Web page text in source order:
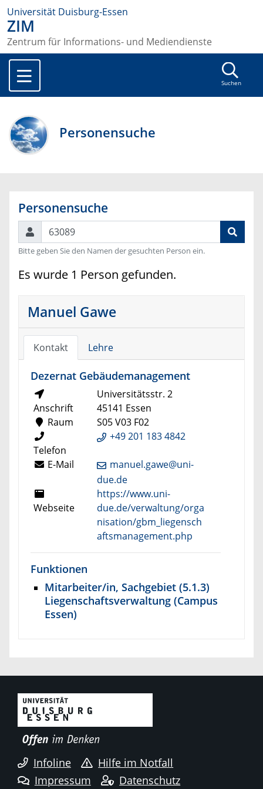
Universität Duisburg-Essen
ZIM
Zentrum für Informations- und Mediendienste
Suchen
Personensuche
Personensuche
Suchen
Bitte geben Sie den Namen der gesuchten Person ein.
Es wurde 1 Person gefunden.
Manuel Gawe
Kontakt Lehre
Dezernat Gebäudemanagement
Anschrift
Universitätsstr. 2
45141 Essen
Raum
S05 V03 F02
Telefon
+49 201 183 4842
E-Mail
manuel.gawe@uni-
due.de
Webseite
https://www.uni-
due.de/verwaltung/orga
nisation/gbm_liegensch
aftsmanagement.php
Funktionen
Mitarbeiter/in, Sachgebiet (5.1.3)
Liegenschaftsverwaltung (Campus
Essen)
Infoline
Hilfe im Notfall
Impressum
Datenschutz